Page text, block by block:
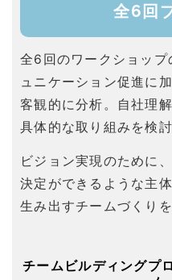
全6回
全6回のワークショップ
ュニケーション促進に
客観的に分析。自社理
具体的な取り組みを検
ビジョン実現のために
決定ができるような主
生み出すチームづくりを
チームビルディングプ